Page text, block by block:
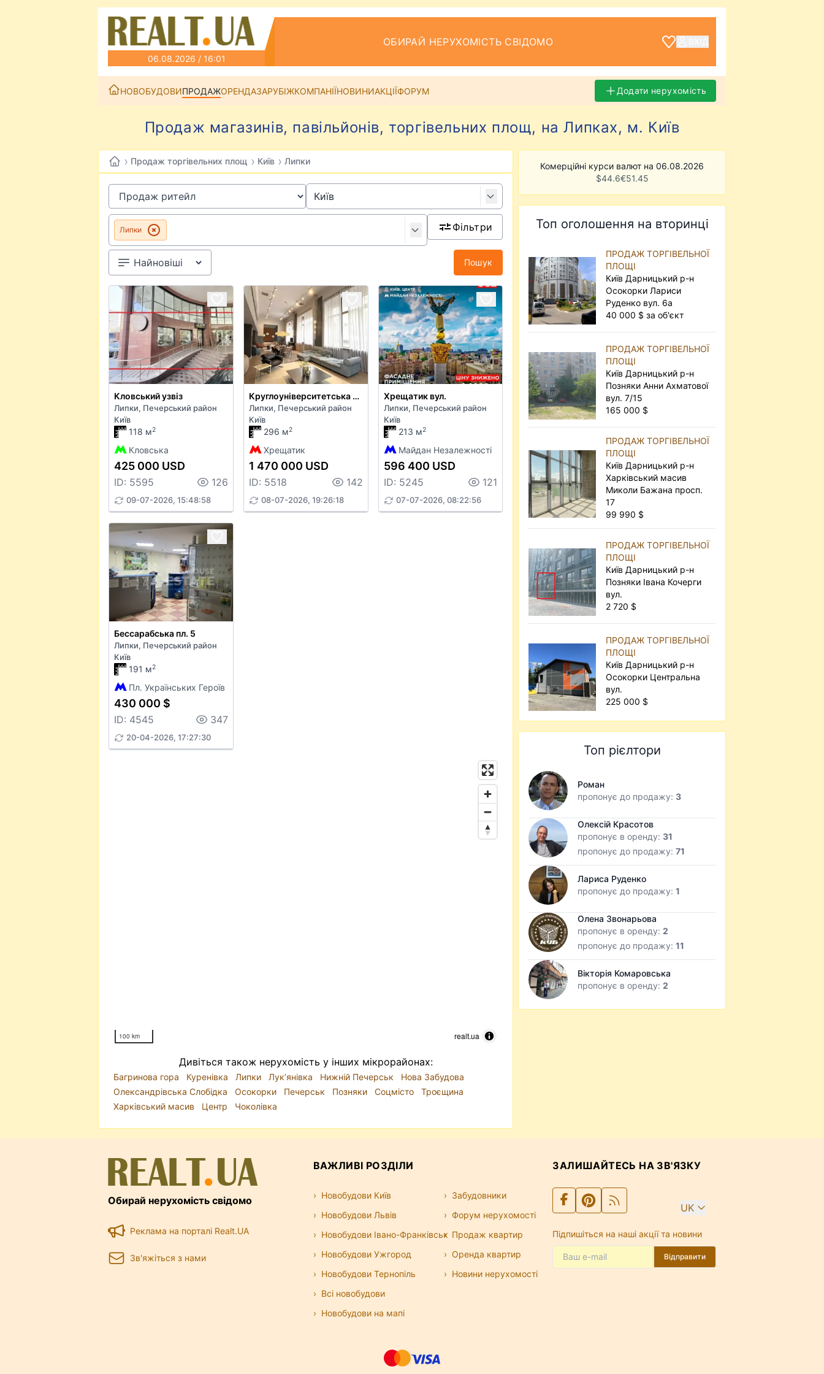
06.08.2026 / 16:01
ОБИРАЙ НЕРУХОМІСТЬ СВІДОМО
НОВОБУДОВИПРОДАЖОРЕНДАЗАРУБІЖКОМПАНІЇНОВИНИАКЦІЇФОРУМ Додати нерухомість
Продаж магазинів, павільйонів, торгівельних площ, на Липках, м. Київ
› Продаж торгівельних площ › Київ › Липки
Липки Фільтри
Пошук
Кловський узвіз
Липки, Печерський район
Київ
118 м2
Кловська
425 000 USD
ID: 5595 126
09-07-2026, 15:48:58
Круглоуніверситетська вул.
Липки, Печерський район
Київ
296 м2
Хрещатик
1 470 000 USD
ID: 5518 142
08-07-2026, 19:26:18
Хрещатик вул.
Липки, Печерський район
Київ
213 м2
Майдан Незалежності
596 400 USD
ID: 5245 121
07-07-2026, 08:22:56
Бессарабська пл. 5
Липки, Печерський район
Київ
191 м2
Пл. Українських Героїв
430 000 $
ID: 4545 347
20-04-2026, 17:27:30
100 km realt.ua
Дивіться також нерухомість у інших мікрорайонах:
Багринова гора Куренівка Липки Лук’янівка Нижній Печерськ
Нова Забудова
Олександрівська Слобідка
Осокорки Печерськ Позняки Соцмісто
Троєщина
Харківський масив
Центр Чоколівка
Комерційні курси валют на 06.08.2026
$44.6€51.45
Топ оголошення на вторинці
ПРОДАЖ ТОРГІВЕЛЬНОЇ
ПЛОЩІ
Київ Дарницький р-н
Осокорки Лариси
Руденко вул. 6а
40 000 $ за об'єкт
ПРОДАЖ ТОРГІВЕЛЬНОЇ
ПЛОЩІ
Київ Дарницький р-н
Позняки Анни Ахматової
вул. 7/15
165 000 $
ПРОДАЖ ТОРГІВЕЛЬНОЇ
ПЛОЩІ
Київ Дарницький р-н
Харківський масив
Миколи Бажана просп.
17
99 990 $
ПРОДАЖ ТОРГІВЕЛЬНОЇ
ПЛОЩІ
Київ Дарницький р-н
Позняки Івана Кочерги
вул.
2 720 $
ПРОДАЖ ТОРГІВЕЛЬНОЇ
ПЛОЩІ
Київ Дарницький р-н
Осокорки Центральна
вул.
225 000 $
Топ рієлтори
Роман
пропонує до продажу: 3
Олексій Красотов
пропонує в оренду: 31
пропонує до продажу:71
Лариса Руденко
пропонує до продажу:1
Олена Звонарьова
пропонує в оренду:2
пропонує до продажу:11
Вікторія Комаровська
пропонує в оренду:2
Обирай нерухомість свідомо
Реклама на порталі Realt.UA
Зв'яжіться з нами
ВАЖЛИВІ РОЗДІЛИ
Новобудови Київ
Новобудови Львів
Новобудови Івано-Франківськ
Новобудови Ужгород
Новобудови Тернопіль
Всі новобудови
Новобудови на мапі
Забудовники
Форум нерухомості
Продаж квартир
Оренда квартир
Новини нерухомості
ЗАЛИШАЙТЕСЬ НА ЗВ'ЯЗКУ
UK
Підпишіться на наші акції та новини
Відправити